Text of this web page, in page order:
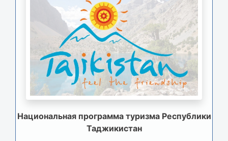
Национальная программа туризма Республики
Таджикистан